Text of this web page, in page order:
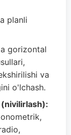
planli
gorizontal
va
o'lchash.